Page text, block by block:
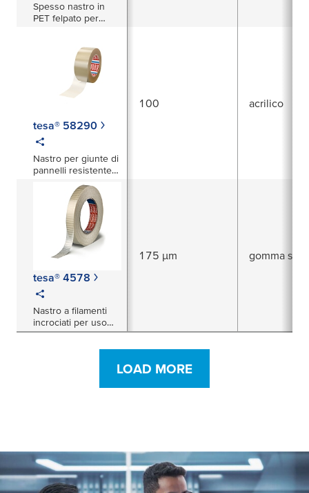
Spesso nastro in
PET felpato per
tesa® 58290
Nastro per giunte di
pannelli resistente
100 acrilico
tesa® 4578
Nastro a filamenti
incrociati per uso
generale
175 µm gomma
LOAD MORE